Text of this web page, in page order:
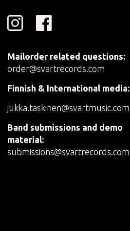
Mailorder related questions:
order@svartrecords.com
Finnish & International media:
jukka.taskinen@svartmusic.com
Band submissions and demo
material:
submissions@svartrecords.com